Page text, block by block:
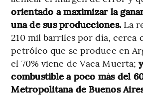
orientado a maximizar la
una de sus producciones. La
210 mil barriles por día, cerca
petróleo que se produce en
el 70% viene de Vaca Muerta;
combustible a poco más del
Metropolitana de Buenos